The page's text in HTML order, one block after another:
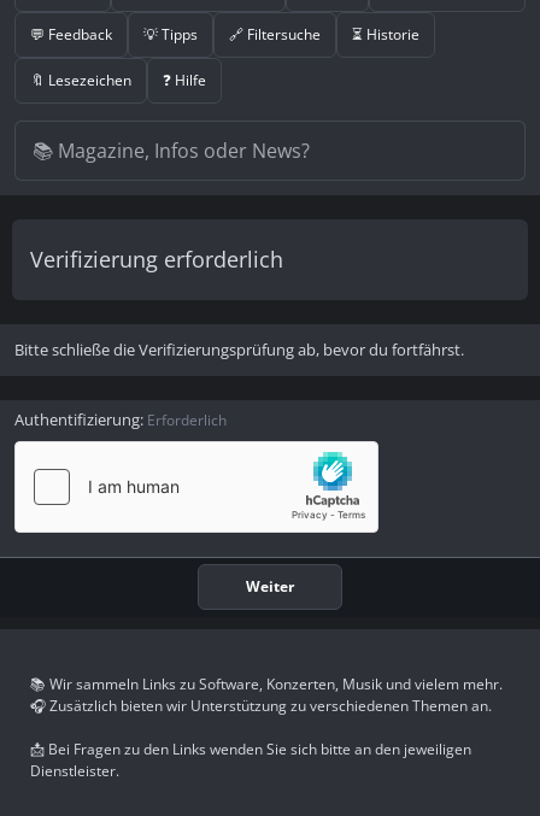
💬 Feedback 💡 Tipps 🔗 Filtersuche ⏳ Historie
🔖 Lesezeichen ❓ Hilfe
Verifizierung erforderlich
Bitte schließe die Verifizierungsprüfung ab, bevor du fortfährst.
Authentifizierung Erforderlich
Weiter
📚 Wir sammeln Links zu Software, Konzerten, Musik und vielem mehr.
🎧 Zusätzlich bieten wir Unterstützung zu verschiedenen Themen an.
📩 Bei Fragen zu den Links wenden Sie sich bitte an den jeweiligen
Dienstleister.